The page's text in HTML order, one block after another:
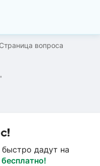
Страница вопроса
дадут на